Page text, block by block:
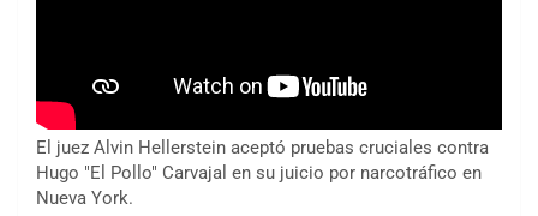
El juez Alvin Hellerstein aceptó pruebas cruciales contra
Hugo "El Pollo" Carvajal en su juicio por narcotráfico en
Nueva York.